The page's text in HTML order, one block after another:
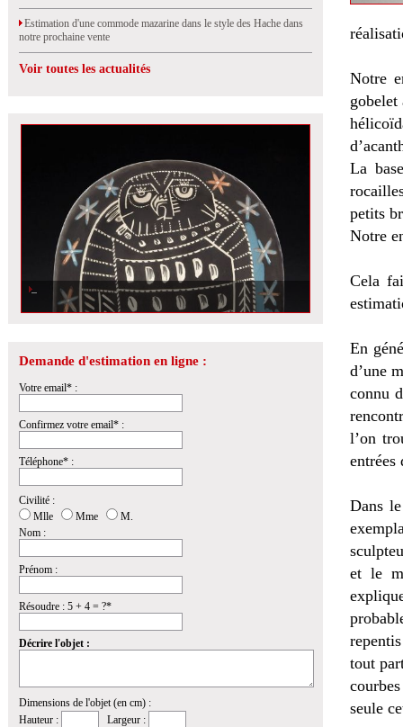
Estimation d'une commode mazarine dans le style des Hache dans
notre prochaine vente
Voir toutes les actualités
Demande d'estimation en ligne :
Votre email* :
Confirmez votre email* :
Téléphone* :
Civilité :
Mlle
Mme
M.
Nom :
Prénom :
Résoudre : 5 + 4 = ?*
Décrire l'objet :
Dimensions de l'objet (en cm) :
Hauteur :
Largeur :
Notre
gobelet
La
petits
Notre
Cela
En
d’une
connu
l’on
entrées
Dans
et le
tout
seule